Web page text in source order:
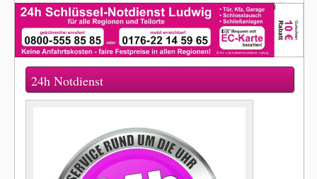
24h Notdienst